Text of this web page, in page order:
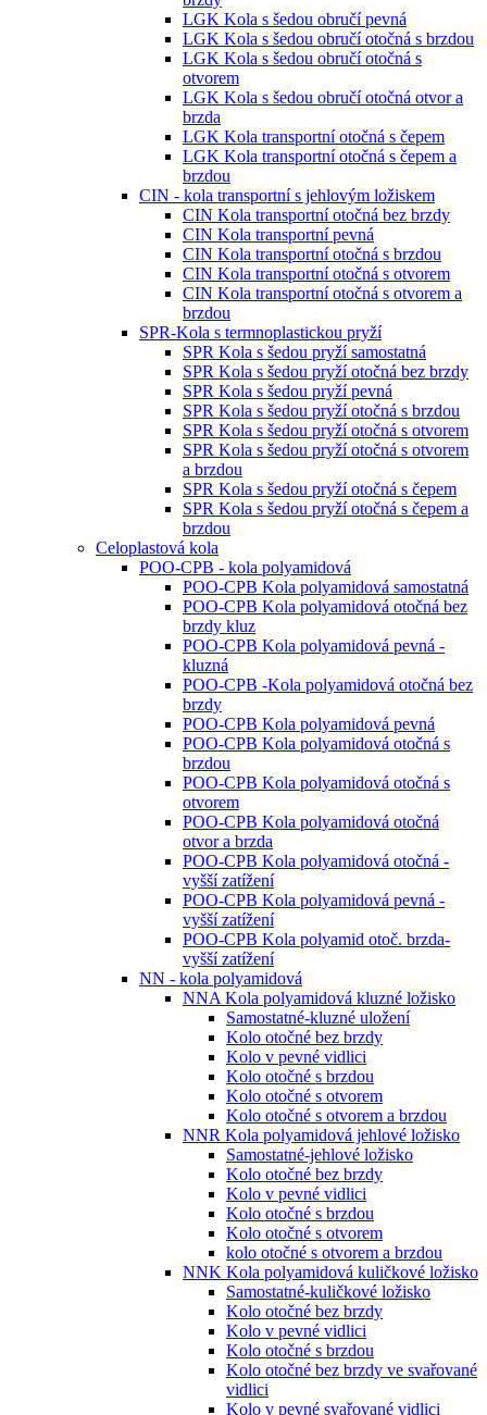
LGK Kola s šedou obručí pevná
LGK Kola s šedou obručí otočná s brzdou
LGK Kola s šedou obručí otočná s
otvorem
LGK Kola s šedou obručí otočná otvor a
brzda
LGK Kola transportní otočná s čepem
LGK Kola transportní otočná s čepem a
brzdou
CIN - kola transportní s jehlovým ložiskem
CIN Kola transportní otočná bez brzdy
CIN Kola transportní pevná
CIN Kola transportní otočná s brzdou
CIN Kola transportní otočná s otvorem
CIN Kola transportní otočná s otvorem a
brzdou
SPR-Kola s termnoplastickou pryží
SPR Kola s šedou pryží samostatná
SPR Kola s šedou pryží otočná bez brzdy
SPR Kola s šedou pryží pevná
SPR Kola s šedou pryží otočná s brzdou
SPR Kola s šedou pryží otočná s otvorem
SPR Kola s šedou pryží otočná s otvorem
a brzdou
SPR Kola s šedou pryží otočná s čepem
SPR Kola s šedou pryží otočná s čepem a
brzdou
Celoplastová kola
POO-CPB - kola polyamidová
POO-CPB Kola polyamidová samostatná
POO-CPB Kola polyamidová otočná bez
brzdy kluz
POO-CPB Kola polyamidová pevná -
kluzná
POO-CPB -Kola polyamidová otočná bez
brzdy
POO-CPB Kola polyamidová pevná
POO-CPB Kola polyamidová otočná s
brzdou
POO-CPB Kola polyamidová otočná s
otvorem
POO-CPB Kola polyamidová otočná
otvor a brzda
POO-CPB Kola polyamidová otočná -
vyšší zatížení
POO-CPB Kola polyamidová pevná -
vyšší zatížení
POO-CPB Kola polyamid otoč. brzda-
vyšší zatížení
NN - kola polyamidová
NNA Kola polyamidová kluzné ložisko
Samostatné-kluzné uložení
Kolo otočné bez brzdy
Kolo v pevné vidlici
Kolo otočné s brzdou
Kolo otočné s otvorem
Kolo otočné s otvorem a brzdou
NNR Kola polyamidová jehlové ložisko
Samostatné-jehlové ložisko
Kolo otočné bez brzdy
Kolo v pevné vidlici
Kolo otočné s brzdou
Kolo otočné s otvorem
kolo otočné s otvorem a brzdou
NNK Kola polyamidová kuličkové ložisko
Samostatné-kuličkové ložisko
Kolo otočné bez brzdy
Kolo v pevné vidlici
Kolo otočné s brzdou
Kolo otočné bez brzdy ve svařované
vidlici
Kolo v pevné svařované vidlici